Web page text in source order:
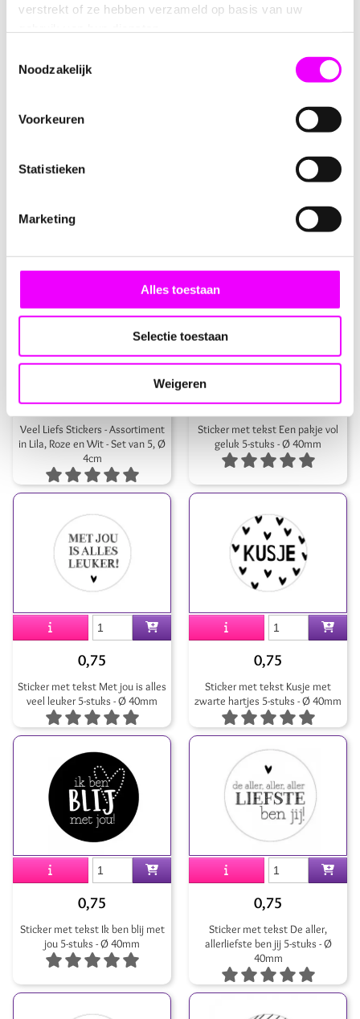
verstrekt of ze hebben verzameld op basis van uw
Noodzakelijk
Voorkeuren
Statistieken
Marketing
Alles toestaan
Selectie toestaan
Weigeren
Sticker met tekst Dit pakje is
0,75
Veel Liefs Stickers - Assortiment
in Lila, Roze en Wit - Set van 5, Ø
4cm
0,75
Sticker met tekst Een pakje vol
geluk 5-stuks - Ø 40mm
0,75
Sticker met tekst Met jou is alles
veel leuker 5-stuks - Ø 40mm
0,75
Sticker met tekst Kusje met
zwarte hartjes 5-stuks - Ø 40mm
0,75
Sticker met tekst Ik ben blij met
jou 5-stuks - Ø 40mm
0,75
Sticker met tekst De aller,
allerliefste ben jij 5-stuks - Ø
40mm